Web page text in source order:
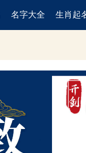
名字大全 生肖起